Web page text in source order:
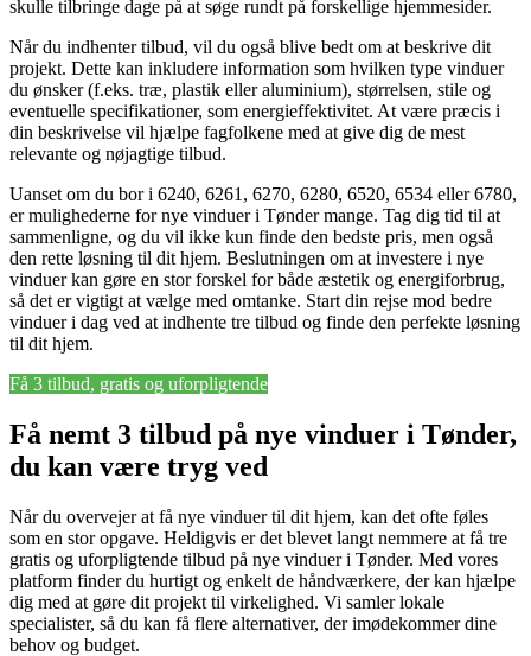
skulle tilbringe dage på at søge rundt på forskellige hjemmesider.
Når du indhenter tilbud, vil du også blive bedt om at beskrive dit
projekt. Dette kan inkludere information som hvilken type vinduer
du ønsker (f.eks. træ, plastik eller aluminium), størrelsen, stile og
eventuelle specifikationer, som energieffektivitet. At være præcis i
din beskrivelse vil hjælpe fagfolkene med at give dig de mest
relevante og nøjagtige tilbud.
Uanset om du bor i 6240, 6261, 6270, 6280, 6520, 6534 eller 6780,
er mulighederne for nye vinduer i Tønder mange. Tag dig tid til at
sammenligne, og du vil ikke kun finde den bedste pris, men også
den rette løsning til dit hjem. Beslutningen om at investere i nye
vinduer kan gøre en stor forskel for både æstetik og energiforbrug,
så det er vigtigt at vælge med omtanke. Start din rejse mod bedre
vinduer i dag ved at indhente tre tilbud og finde den perfekte løsning
til dit hjem.
Få 3 tilbud, gratis og uforpligtende
Få nemt 3 tilbud på nye vinduer i Tønder,
du kan være tryg ved
Når du overvejer at få nye vinduer til dit hjem, kan det ofte føles
som en stor opgave. Heldigvis er det blevet langt nemmere at få tre
gratis og uforpligtende tilbud på nye vinduer i Tønder. Med vores
platform finder du hurtigt og enkelt de håndværkere, der kan hjælpe
dig med at gøre dit projekt til virkelighed. Vi samler lokale
specialister, så du kan få flere alternativer, der imødekommer dine
behov og budget.